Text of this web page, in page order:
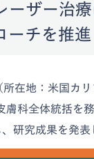
ーザー治
ーチを推進
在地：米国カ
科全体統括を
研究成果を発表